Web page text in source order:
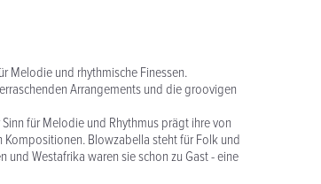
Melodie und rhythmische Finessen.
Arrangements und die groovigen
für Melodie und Rhythmus prägt ihre von
Blowzabella steht für Folk und
und Westafrika waren sie schon zu Gast - eine